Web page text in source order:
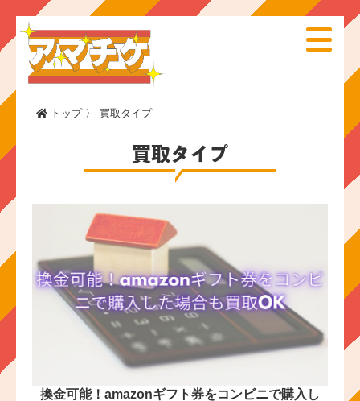
トップ〉 買取タイプ
買取タイプ
換金可能！amazonギフト券をコンビニで購入し